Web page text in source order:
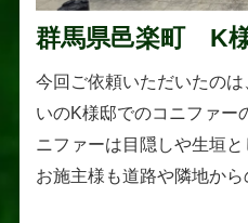
群馬県邑楽町 K
伐採・抜根工事
今回ご依頼いただいたの
いのK様邸でのコニファー
ニファーは目隠しや生垣と
お施主様も道路や隣地か